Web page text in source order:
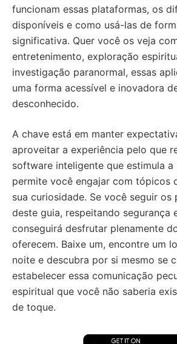
funcionam essas plataformas, os
disponíveis e como usá-las de
significativa. Quer você os veja
entretenimento, exploração
investigação paranormal, essas
uma forma acessível e inovadora
desconhecido.
A chave está em manter
aproveitar a experiência pelo que
software inteligente que estimula a
permite você engajar com tópicos
sua curiosidade. Se você seguir os
deste guia, respeitando segurança
conseguirá desfrutar plenamente
oferecem. Baixe um, encontre um
noite e descubra por si mesmo se
estabelecer essa comunicação
espiritual que você não saberia
de toque.